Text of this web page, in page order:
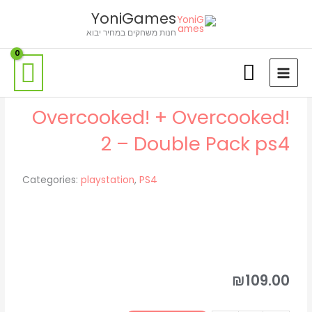
YoniGames
חנות משחקים במחיר יבוא
Overcooked! + Overcooked!
2 – Double Pack ps4
Categories: playstation,PS4
₪109.00